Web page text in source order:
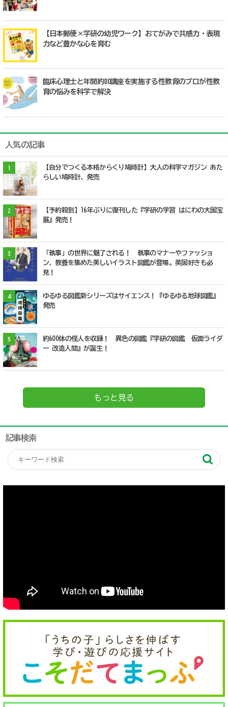
【日本郵便×学研の幼児ワーク】おてがみで共感力・表現
力など豊かな心を育む
臨床心理士と年間約80講座を実施する性教育のプロが性教
育の悩みを科学で解決
人気の記事
1
【自分でつくる本格からくり鳩時計】大人の科学マガジン あた
らしい鳩時計、発売
2
【予約殺到】16年ぶりに復刊した『学研の学習 はにわの大国宝
展』発売！
3
「執事」の世界に魅了される！ 執事のマナーやファッショ
ン、教養を集めた美しいイラスト図鑑が登場。英国好きも必
見！
4
ゆるゆる図鑑新シリーズはサイエンス！『ゆるゆる地球図鑑』
発売
5
約600体の怪人を収録！ 異色の図鑑『学研の図鑑 仮面ライダ
ー 改造人間』が誕生！
もっと見る
記事検索